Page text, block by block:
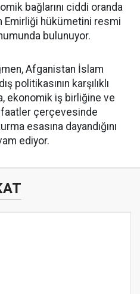
bağlarını ciddi oranda
Emirliği hükümetini resmi
bulunuyor.
Afganistan İslam
politikasının karşılıklı
ekonomik iş birliğine ve
çerçevesinde
esasına dayandığını
ediyor.